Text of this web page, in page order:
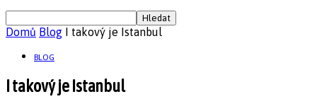
Domů Blog I takový je Istanbul
BLOG
I takový je Istanbul